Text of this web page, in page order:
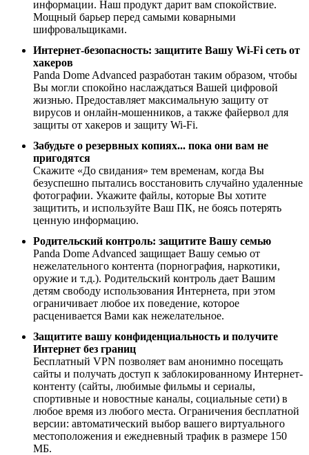
информации. Наш продукт дарит вам спокойствие.
Мощный барьер перед самыми коварными
шифровальщиками.
Интернет-безопасность: защитите Вашу Wi-Fi сеть от
хакеров
Panda Dome Advanced разработан таким образом, чтобы
Вы могли спокойно наслаждаться Вашей цифровой
жизнью. Предоставляет максимальную защиту от
вирусов и онлайн-мошенников, а также файервол для
защиты от хакеров и защиту Wi-Fi.
Забудьте о резервных копиях... пока они вам не
пригодятся
Скажите «До свидания» тем временам, когда Вы
безуспешно пытались восстановить случайно удаленные
фотографии. Укажите файлы, которые Вы хотите
защитить, и используйте Ваш ПК, не боясь потерять
ценную информацию.
Родительский контроль: защитите Вашу семью
Panda Dome Advanced защищает Вашу семью от
нежелательного контента (порнография, наркотики,
оружие и т.д.). Родительский контроль дает Вашим
детям свободу использования Интернета, при этом
ограничивает любое их поведение, которое
расценивается Вами как нежелательное.
Защитите вашу конфиденциальность и получите
Интернет без границ
Бесплатный VPN позволяет вам анонимно посещать
сайты и получать доступ к заблокированному Интернет-
контенту (сайты, любимые фильмы и сериалы,
спортивные и новостные каналы, социальные сети) в
любое время из любого места. Ограничения бесплатной
версии: автоматический выбор вашего виртуального
местоположения и ежедневный трафик в размере 150
МБ.